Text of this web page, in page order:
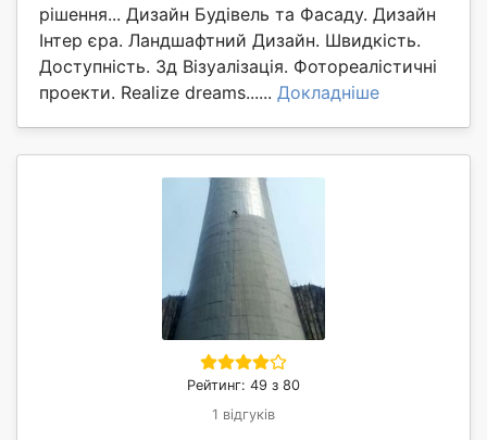
рішення... Дизайн Будівель та Фасаду. Дизайн
Інтер єра. Ландшафтний Дизайн. Швидкість.
Доступність. 3д Візуалізація. Фотореалістичні
проекти. Realize dreams...... Докладніше
Рейтинг: 49 з 80
1 відгуків